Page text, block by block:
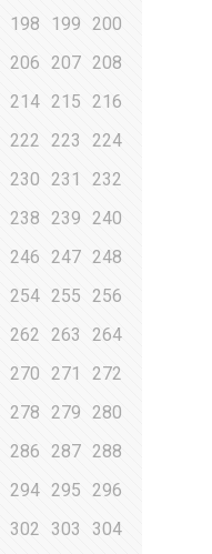
198 199 200
206 207 208
214 215 216
222 223
224
230 231
232
238 239 240
246 247 248
254 255 256
262 263
264
270 271
272
278 279 280
286 287 288
294 295 296
302 303 304